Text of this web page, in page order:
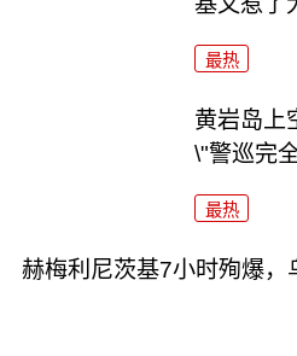
最热
黄岩岛上
\"警巡完
最热
赫梅利尼茨基7小时殉爆，